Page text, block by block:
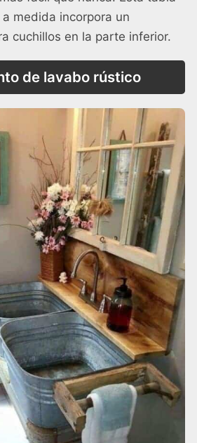
medida incorpora un
cuchillos en la parte inferior.
de lavabo rústico